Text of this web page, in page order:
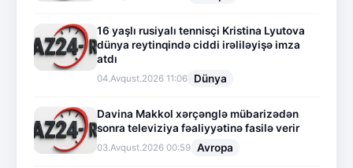
16 yaşlı rusiyalı tennisçi Kristina Lyutova
dünya reytinqində ciddi irəliləyişə imza
atdı
04.Avqust.2026 11:06 Dünya
Davina Makkol xərçənglə mübarizədən
sonra televiziya fəaliyyətinə fasilə verir
03.Avqust.2026 00:59 Avropa